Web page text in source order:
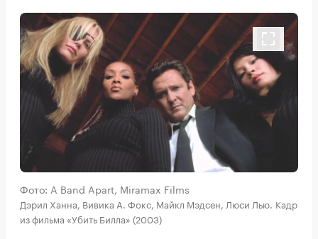
Фото: A Band Apart, Miramax Films
Дэрил Ханна, Вивика А. Фокс, Майкл Мэдсен, Люси Лью. Кадр
из фильма «Убить Билла» (2003)